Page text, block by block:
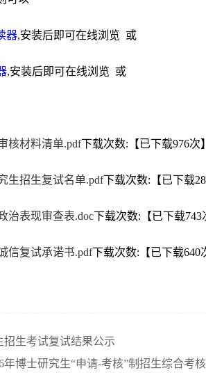
器,安装后即可在线浏览 或
,安装后即可在线浏览 或
核材料清单.pdf下载次数:【已下载976次】
生招生复试名单.pdf下载次数:【已下载
治表现审查表.doc下载次数:【已下载743
信复试承诺书.pdf下载次数:【已下载640
招生考试复试结果公示
博士研究生“申请-考核”制招生综合考